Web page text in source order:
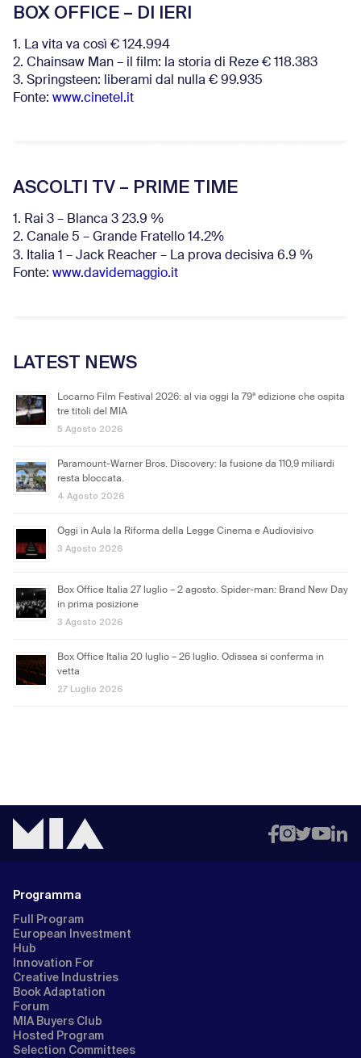
BOX OFFICE – DI IERI
1. La vita va così € 124.994
2. Chainsaw Man – il film: la storia di Reze € 118.383
3. Springsteen: liberami dal nulla € 99.935
Fonte: www.cinetel.it
ASCOLTI TV – PRIME TIME
1. Rai 3 – Blanca 3 23.9 %
2. Canale 5 – Grande Fratello 14.2%
3. Italia 1 – Jack Reacher – La prova decisiva 6.9 %
Fonte: www.davidemaggio.it
LATEST NEWS
Locarno Film Festival 2026: al via oggi la 79ª edizione che ospita
tre titoli del MIA
5 Agosto 2026
Paramount-Warner Bros. Discovery: la fusione da 110,9 miliardi
resta bloccata.
4 Agosto 2026
Oggi in Aula la Riforma della Legge Cinema e Audiovisivo
3 Agosto 2026
Box Office Italia 27 luglio – 2 agosto. Spider-man: Brand New Day
in prima posizione
3 Agosto 2026
Box Office Italia 20 luglio – 26 luglio. Odissea si conferma in
vetta
27 Luglio 2026
Programma
Full Program
European Investment
Hub
Innovation For
Creative Industries
Book Adaptation
Forum
MIA Buyers Club
Hosted Program
Selection Committees